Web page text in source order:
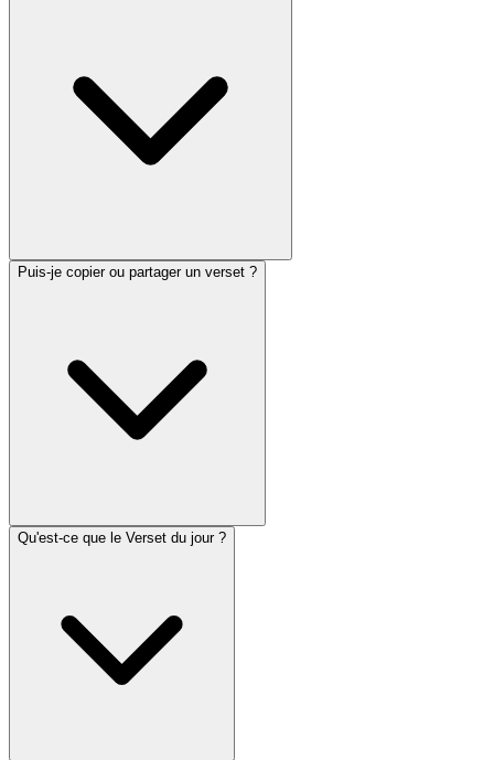
Puis-je copier ou partager un verset ?
Qu'est-ce que le Verset du jour ?